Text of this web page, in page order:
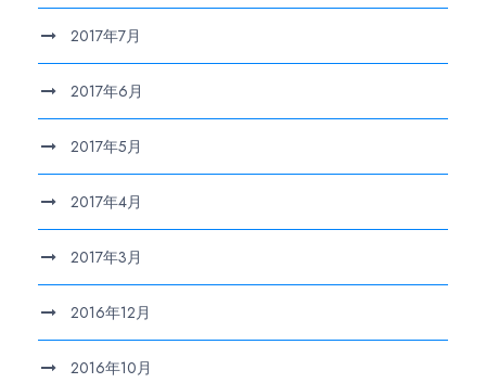
2017年7月
2017年6月
2017年5月
2017年4月
2017年3月
2016年12月
2016年10月